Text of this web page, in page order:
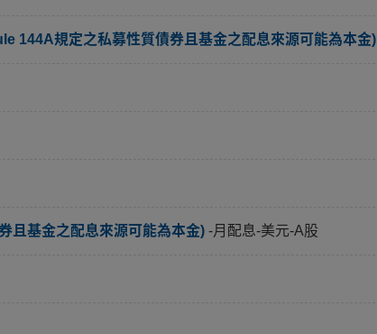
144A規定之私募性質債券且基金之配息來源可能為本金)
且基金之配息來源可能為本金) -月配息-美元-A股